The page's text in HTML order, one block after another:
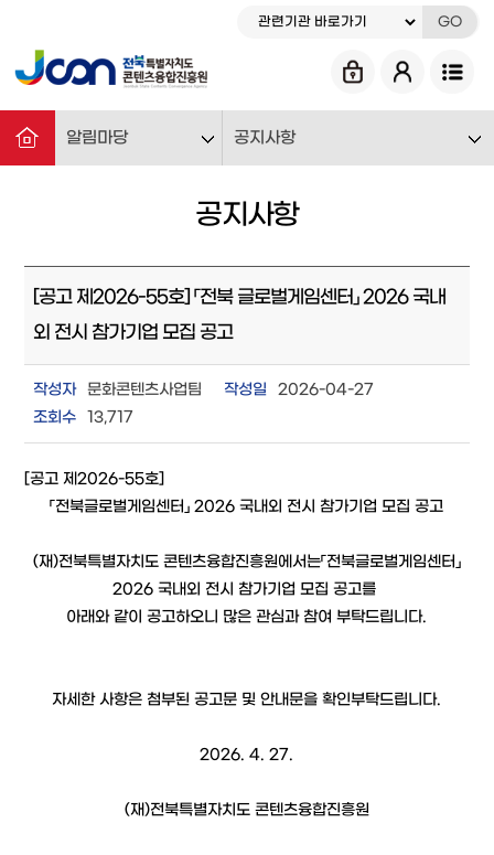
GO
알림마당 공지사항
공지사항
[공고 제2026-55호] 「전북 글로벌게임센터」 2026 국내
외 전시 참가기업 모집 공고
작성자 문화콘텐츠사업팀 작성일
2026-04-27
조회수
13,717
[공고 제2026-55호]
「전북글로벌게임센터」2026 국내외 전시 참가기업 모집 공고
(재)전북특별자치도 콘텐츠융합진흥원에서는「전북글로벌게임센터」
2026 국내외 전시 참가기업 모집 공고를
아래와 같이 공고하오니 많은 관심과 참여 부탁드립니다.
자세한 사항은 첨부된 공고문 및 안내문을 확인부탁드립니다.
2026. 4. 27.
(재)전북특별자치도 콘텐츠융합진흥원